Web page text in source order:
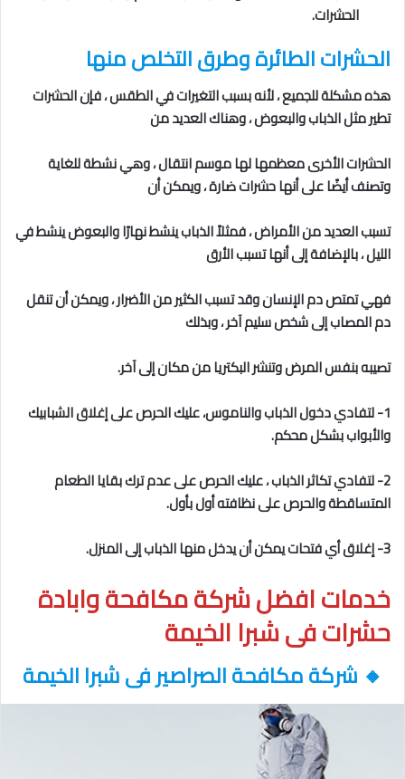
الحشرات.
الحشرات الطائرةوطرق التخلص منها
هذه مشكلة للجميع ، لأنه بسبب التغيرات في الطقس ، فإن الحشرات
تطير مثل الذباب والبعوض ، وهناك العديد من
الحشرات الأخرى معظمها لها موسم انتقال ، وهي نشطة للغاية
وتصنف أيضًا على أنها حشرات ضارة ، ويمكن أن
تسبب العديد من الأمراض ، فمثلاً الذباب ينشط نهارًا والبعوض ينشط في
الليل ، بالإضافة إلى أنها تسبب الأرق
فهي تمتص دم الإنسان وقد تسبب الكثير من الأضرار ، ويمكن أن تنقل
دم المصاب إلى شخص سليم آخر ، وبذلك
تصيبه بنفس المرض وتنشر البكتريا من مكان إلى آخر.
1- لتفادي دخول الذباب والناموس، عليك الحرص على إغلاق الشبابيك
والأبواب بشكل محكم.
2- لتفادي تكاثر الذباب ، عليك الحرص على عدم ترك بقايا الطعام
المتساقطة والحرص على نظافته أول بأول.
3- إغلاق أي فتحات يمكن أن يدخل منها الذباب إلى المنزل.
خدمات افضل شركة مكافحة وابادة
حشرات فى شبرا الخيمة
🔸 شركة مكافحة الصراصير فى شبرا الخيمة